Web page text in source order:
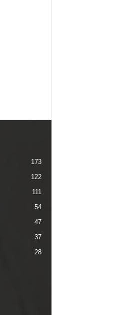
173
122
111
54
47
37
28